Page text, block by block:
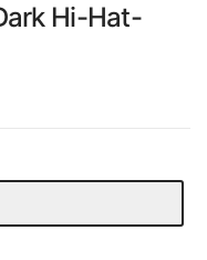
Hi-Hat-